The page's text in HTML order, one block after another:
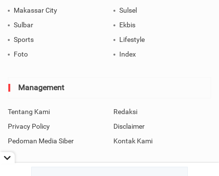
Makassar City
Sulsel
Sulbar
Ekbis
Sports
Lifestyle
Foto
Index
Management
Tentang Kami
Redaksi
Privacy Policy
Disclaimer
Pedoman Media Siber
Kontak Kami